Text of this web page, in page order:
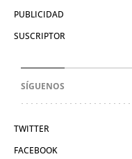
PUBLICIDAD
SUSCRIPTOR
SÍGUENOS
TWITTER
FACEBOOK